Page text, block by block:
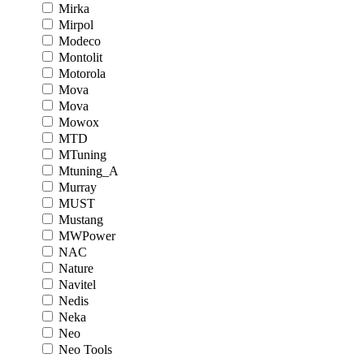
Mirka
Mirpol
Modeco
Montolit
Motorola
Mova
Mova
Mowox
MTD
MTuning
Mtuning_A
Murray
MUST
Mustang
MWPower
NAC
Nature
Navitel
Nedis
Neka
Neo
Neo Tools